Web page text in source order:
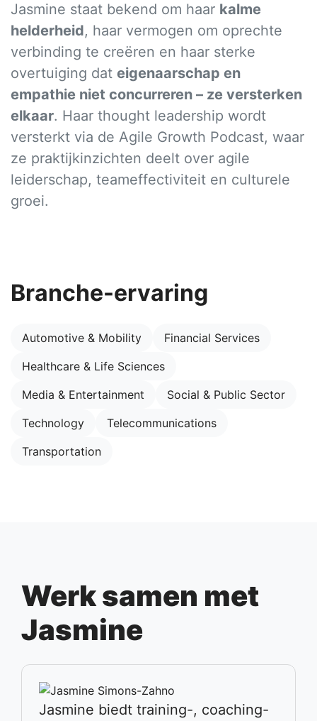
Jasmine staat bekend om haar kalme
helderheid, haar vermogen om oprechte
verbinding te creëren en haar sterke
overtuiging dat eigenaarschap en
empathie niet concurreren – ze versterken
elkaar. Haar thought leadership wordt
versterkt via de Agile Growth Podcast, waar
ze praktijkinzichten deelt over agile
leiderschap, teameffectiviteit en culturele
groei.
Branche-ervaring
Automotive & Mobility
Financial Services
Healthcare & Life Sciences
Media & Entertainment
Social & Public Sector
Technology
Telecommunications
Transportation
Werk samen met
Jasmine
Jasmine biedt training-, coaching-